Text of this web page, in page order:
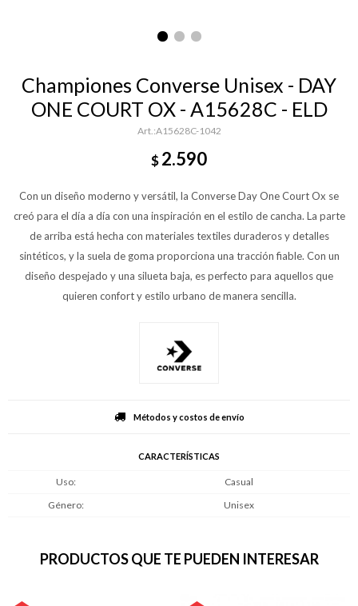
Championes Converse Unisex - DAY
ONE COURT OX - A15628C - ELD
A15628C-1042
$2.590
Con un diseño moderno y versátil, la Converse Day One Court Ox se
creó para el día a día con una inspiración en el estilo de cancha. La parte
de arriba está hecha con materiales textiles duraderos y detalles
sintéticos, y la suela de goma proporciona una tracción fiable. Con un
diseño despejado y una silueta baja, es perfecto para aquellos que
quieren confort y estilo urbano de manera sencilla.
Métodos y costos de envío
CARACTERÍSTICAS
Uso
Casual
Género
Unisex
PRODUCTOS QUE TE PUEDEN INTERESAR